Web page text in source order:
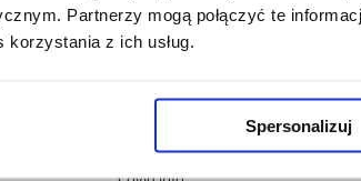
Partnerzy mogą połączyć te
korzystania z ich usług.
Spersonalizuj
nawigację
przejdź
Mapa serwisu
Wydawnictwo